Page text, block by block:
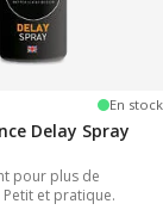
En stock
Delay Spray
pour plus de
et pratique.